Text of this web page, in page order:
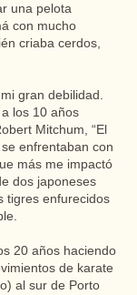
una pelota
con mucho
criaba cerdos,
gran debilidad.
los 10 años
Mitchum, “El
enfrentaban con
más me impactó
dos japoneses
tigres enfurecidos
20 años haciendo
de karate
al sur de Porto